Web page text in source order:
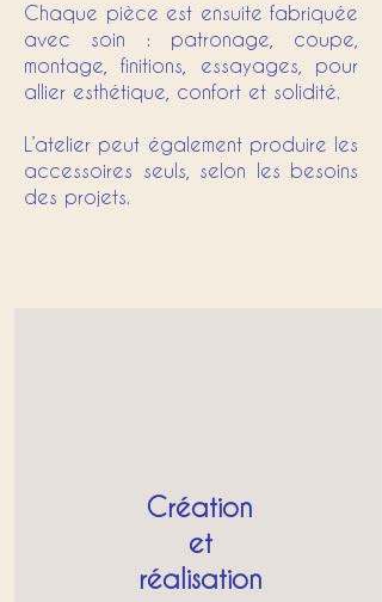
Chaque pièce est ensuite fabriquée
avec soin : patronage, coupe,
montage, finitions, essayages, pour
allier esthétique, confort et solidité.
L’atelier peut également produire les
accessoires seuls, selon les besoins
des projets.
Création
et
réalisation